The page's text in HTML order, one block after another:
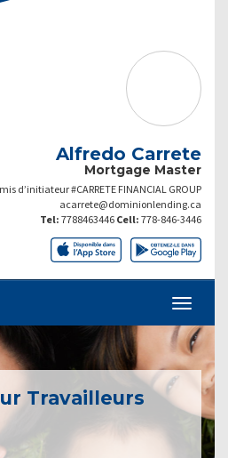
Alfredo Carrete
Mortgage Master
d’initiateur #CARRETE FINANCIAL GROUP
acarrete@dominionlending.ca
Tel: 7788463446 Cell: 778-846-3446
Travailleurs